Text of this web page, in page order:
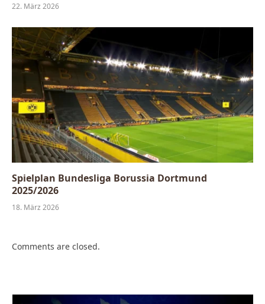
22. März 2026
Spielplan Bundesliga Borussia Dortmund
2025/2026
18. März 2026
Comments are closed.